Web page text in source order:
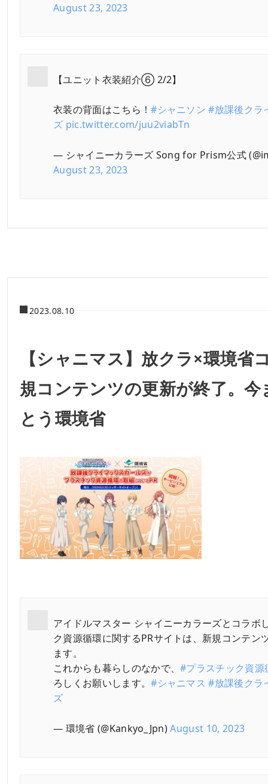
August 23, 2023
【ユニット衣装紹介⑥ 2/2】
衣装の背面はこちら！#シャニソン #放課後クラ
ズ pic.twitter.com/juu2viabTn
— シャイニーカラーズ Song for Prism公式
August 23, 2023
2023.08.10
【シャニマス】放クラ×環境省
規コンテンツの更新が終了。
とう環境省
アイドルマスター シャイニーカラーズとコラボ
ク資源循環に関するPRサイトは、新規コンテン
ます。
これからも暮らしのなかで、#プラスチック資源
ろしくお願いします。#シャニマス #放課後クラ
ズ
— 環境省 (@Kankyo_Jpn)August 10, 2023